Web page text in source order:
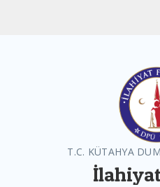
T.C. KÜTAHYA